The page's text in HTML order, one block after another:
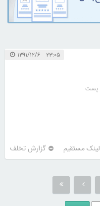
۲۳:۰۵ ۱۳۹۱/۱۲/۶
لینک مستقیم گزارش تخلف